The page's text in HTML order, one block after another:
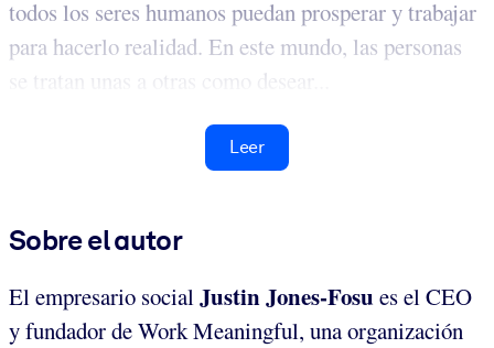
todos los seres humanos puedan prosperar y trabajar
para hacerlo realidad. En este mundo, las personas
se tratan unas a otras como desear...
Leer
Sobre el autor
Elempresario socialJustin Jones-Fosu es el CEO
y fundador de Work Meaningful, una organización